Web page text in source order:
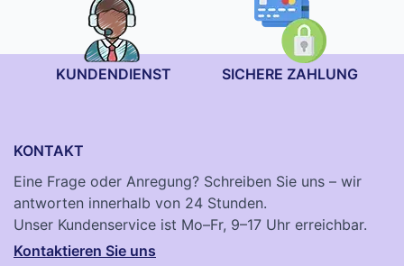
KUNDENDIENST SICHERE ZAHLUNG
KONTAKT
Eine Frage oder Anregung? Schreiben Sie uns – wir
antworten innerhalb von 24 Stunden.
Unser Kundenservice ist Mo–Fr, 9–17 Uhr erreichbar.
Kontaktieren Sie uns